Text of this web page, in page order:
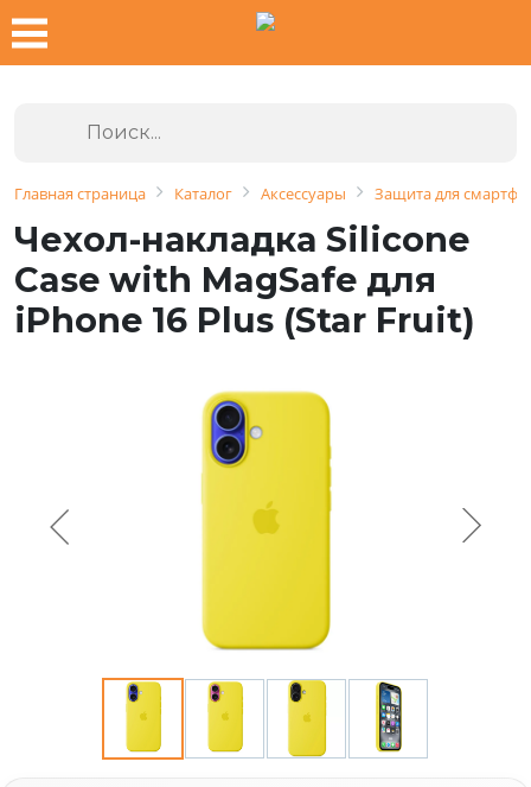
Главная страница Каталог Аксессуары Защита для
Чехол-накладка Silicone
Case with MagSafe для
iPhone 16 Plus (Star Fruit)